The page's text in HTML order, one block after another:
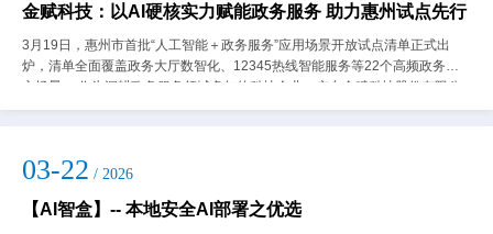
金赋科技：以AI硬核实力赋能政务服务 助力惠州试点先行
3月19日，惠州市首批“人工智能＋政务服务”应用场景开放试点清单正式出
炉，清单全面覆盖政务大厅数智化、12345热线智能服务等22个高频政务核
心场景。 作为深耕政务服务领域多年的科技企业，广东金赋科技股份有限公
司（以下简称“金赋科...
03-22 / 2026
【AI智盒】-- 本地安全AI部署之优选